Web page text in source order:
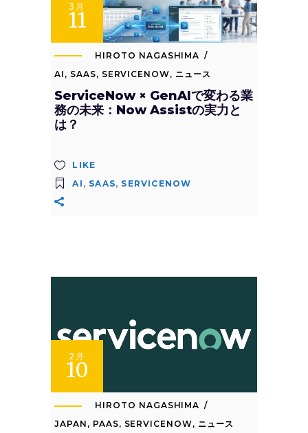
3月
11
HIROTO NAGASHIMA
AI , SAAS, SERVICENOW, ニュース
ServiceNow × GenAIで変わる業
務の未来：Now Assistの実力と
は？
LIKE
AI , SAAS, SERVICENOW
2月
10
HIROTO NAGASHIMA
JAPAN , PAAS, SERVICENOW, ニュース